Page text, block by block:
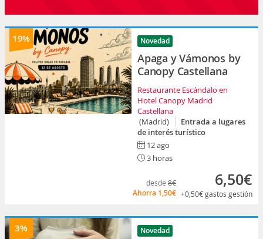
19% Novedad
Apaga y Vámonos by
Canopy Castellana
Restaurante Escándalo en
Hotel Canopy Madrid
Castellana
(Madrid)
Entrada a lugares
de interés turístico
12 ago
3 horas
desde 8€
Ahorra 1,50€
6,50€
+0,50€gastos gestión
3% Novedad